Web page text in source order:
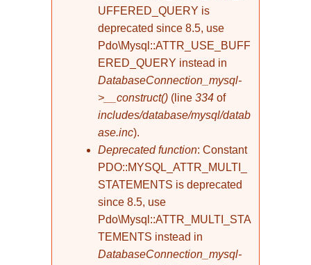
UFFERED_QUERY is
deprecated since 8.5, use
Pdo\Mysql::ATTR_USE_BUFF
ERED_QUERY instead in
DatabaseConnection_mysql-
>__construct() (line 334 of
includes/database/mysql/datab
ase.inc).
Deprecated function: Constant
PDO::MYSQL_ATTR_MULTI_
STATEMENTS is deprecated
since 8.5, use
Pdo\Mysql::ATTR_MULTI_STA
TEMENTS instead in
DatabaseConnection_mysql-